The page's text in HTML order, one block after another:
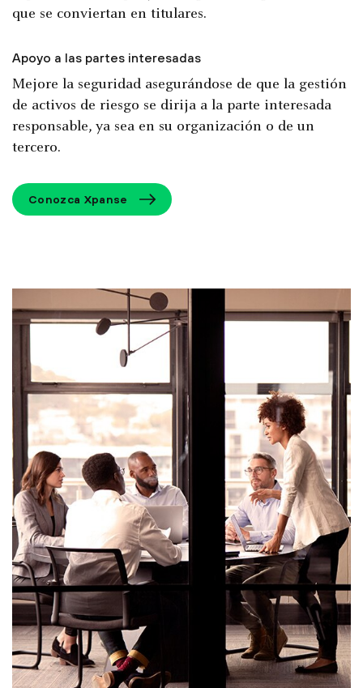
que se conviertan en titulares.
Apoyo a las partes interesadas
Mejore la seguridad asegurándose de que la gestión
de activos de riesgo se dirija a la parte interesada
responsable, ya sea en su organización o de un
tercero.
Conozca Xpanse